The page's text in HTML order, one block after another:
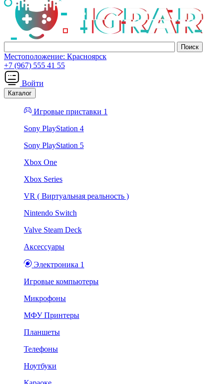
Местоположение: Красноярск
+7 (967) 555 41 55
Войти
Каталог
Игровые приставки 1
Sony PlayStation 4
Sony PlayStation 5
Xbox One
Xbox Series
VR ( Виртуальная реальность )
Nintendo Switch
Valve Steam Deck
Аксессуары
Электроника 1
Игровые компьютеры
Микрофоны
МФУ Принтеры
Планшеты
Телефоны
Ноутбуки